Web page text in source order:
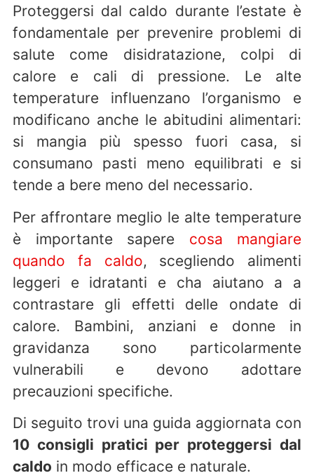
Proteggersi dal caldo durante l’estate è
fondamentale per prevenire problemi di
salute come disidratazione, colpi di
calore e cali di pressione. Le alte
temperature influenzano l’organismo e
modificano anche le abitudini alimentari:
si mangia più spesso fuori casa, si
consumano pasti meno equilibrati e si
tende a bere meno del necessario.
Per affrontare meglio le alte temperature
è importante sapere cosa mangiare
quando fa caldo, scegliendo alimenti
leggeri e idratanti e cha aiutano a a
contrastare gli effetti delle ondate di
calore. Bambini, anziani e donne in
gravidanza sono particolarmente
vulnerabili e devono adottare
precauzioni specifiche.
Di seguito trovi una guida aggiornata con
10 consigli pratici per proteggersi dal
caldo in modo efficace e naturale.